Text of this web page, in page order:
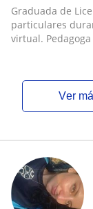
remoto o
Graduada de
particulares
virtual. Pedagoga
ver